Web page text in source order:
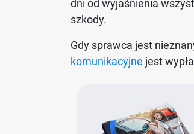
dni od wyjaśnienia
szkody.
Gdy sprawca jest
komunikacyjne jest